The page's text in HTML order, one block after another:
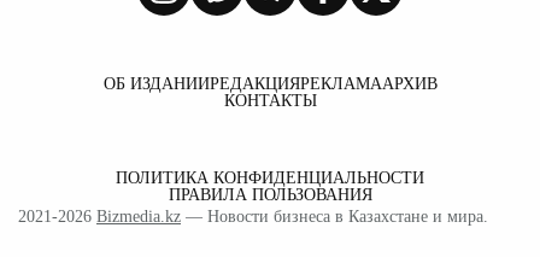
ОБ ИЗДАНИИРЕДАКЦИЯРЕКЛАМААРХИВ
КОНТАКТЫ
ПОЛИТИКА КОНФИДЕНЦИАЛЬНОСТИ
ПРАВИЛА ПОЛЬЗОВАНИЯ
2021-2026 Bizmedia.kz — Новости бизнеса в Казахстане и мира.